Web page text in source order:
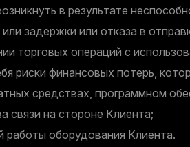
в результате
задержки или отказа в
торговых операций с
риски финансовых потерь,
средствах, программном
связи на стороне Клиента;
оборудования Клиента.